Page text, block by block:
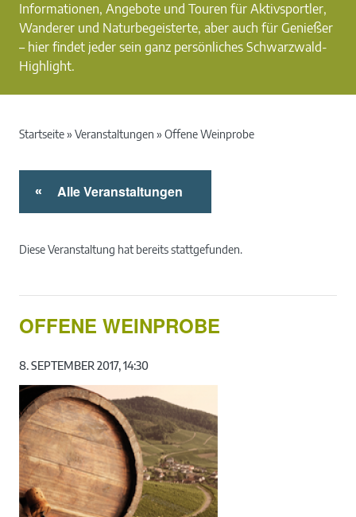
Informationen, Angebote und Touren für Aktivsportler,
Wanderer und Naturbegeisterte, aber auch für Genießer
– hier findet jeder sein ganz persönliches Schwarzwald-
Highlight.
Startseite» Veranstaltungen » Offene Weinprobe
« Alle Veranstaltungen
Diese Veranstaltung hat bereits stattgefunden.
OFFENE WEINPROBE
8. SEPTEMBER 2017, 14:30